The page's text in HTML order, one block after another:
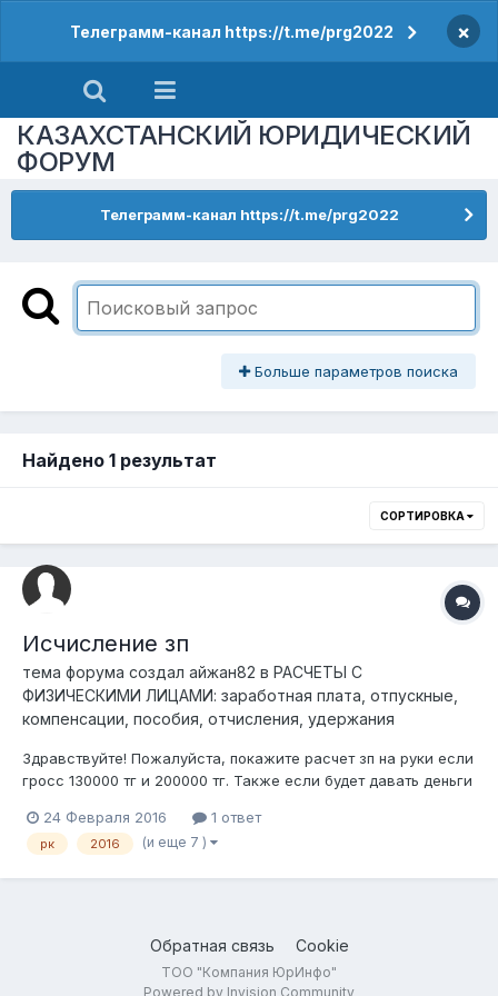
Телеграмм-канал https://t.me/prg2022 ×
КАЗАХСТАНСКИЙ ЮРИДИЧЕСКИЙ
ФОРУМ
Телеграмм-канал https://t.me/prg2022
Больше параметров поиска
Найдено 1 результат
СОРТИРОВКА
Исчисление зп
тема форума создал айжан82 в РАСЧЕТЫ С
ФИЗИЧЕСКИМИ ЛИЦАМИ: заработная плата, отпускные,
компенсации, пособия, отчисления, удержания
Здравствуйте! Пожалуйста, покажите расчет зп на руки если
гросс 130000 тг и 200000 тг. Также если будет давать деньги
24 Февраля 2016
1 ответ
рк 2016 (и еще 7 )
Обратная связь Cookie
ТОО "Компания ЮрИнфо"
Powered by Invision Community